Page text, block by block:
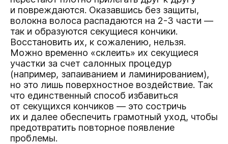
и повреждаются. Оказавшись без защиты,
волокна волоса распадаются на 2-3 части —
так и образуются секущиеся кончики.
Восстановить их, к сожалению, нельзя.
Можно временно «склеить» их секущиеся
участки за счет салонных процедур
(например, запаиванием и ламинированием),
но это лишь поверхностное воздействие. Так
что единственный способ избавиться
от секущихся кончиков — это состричь
их и далее обеспечить грамотный уход, чтобы
предотвратить повторное появление
проблемы.